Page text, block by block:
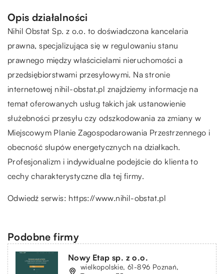
Opis działalności
Nihil Obstat Sp. z o.o. to doświadczona kancelaria
prawna, specjalizująca się w regulowaniu stanu
prawnego między właścicielami nieruchomości a
przedsiębiorstwami przesyłowymi. Na stronie
internetowej nihil-obstat.pl znajdziemy informacje na
temat oferowanych usług takich jak ustanowienie
służebności przesyłu czy odszkodowania za zmiany w
Miejscowym Planie Zagospodarowania Przestrzennego i
obecność słupów energetycznych na działkach.
Profesjonalizm i indywidualne podejście do klienta to
cechy charakterystyczne dla tej firmy.
Odwiedź serwis: https://www.nihil-obstat.pl
Podobne firmy
Nowy Etap sp. z o.o.
wielkopolskie, 61-896 Poznań,